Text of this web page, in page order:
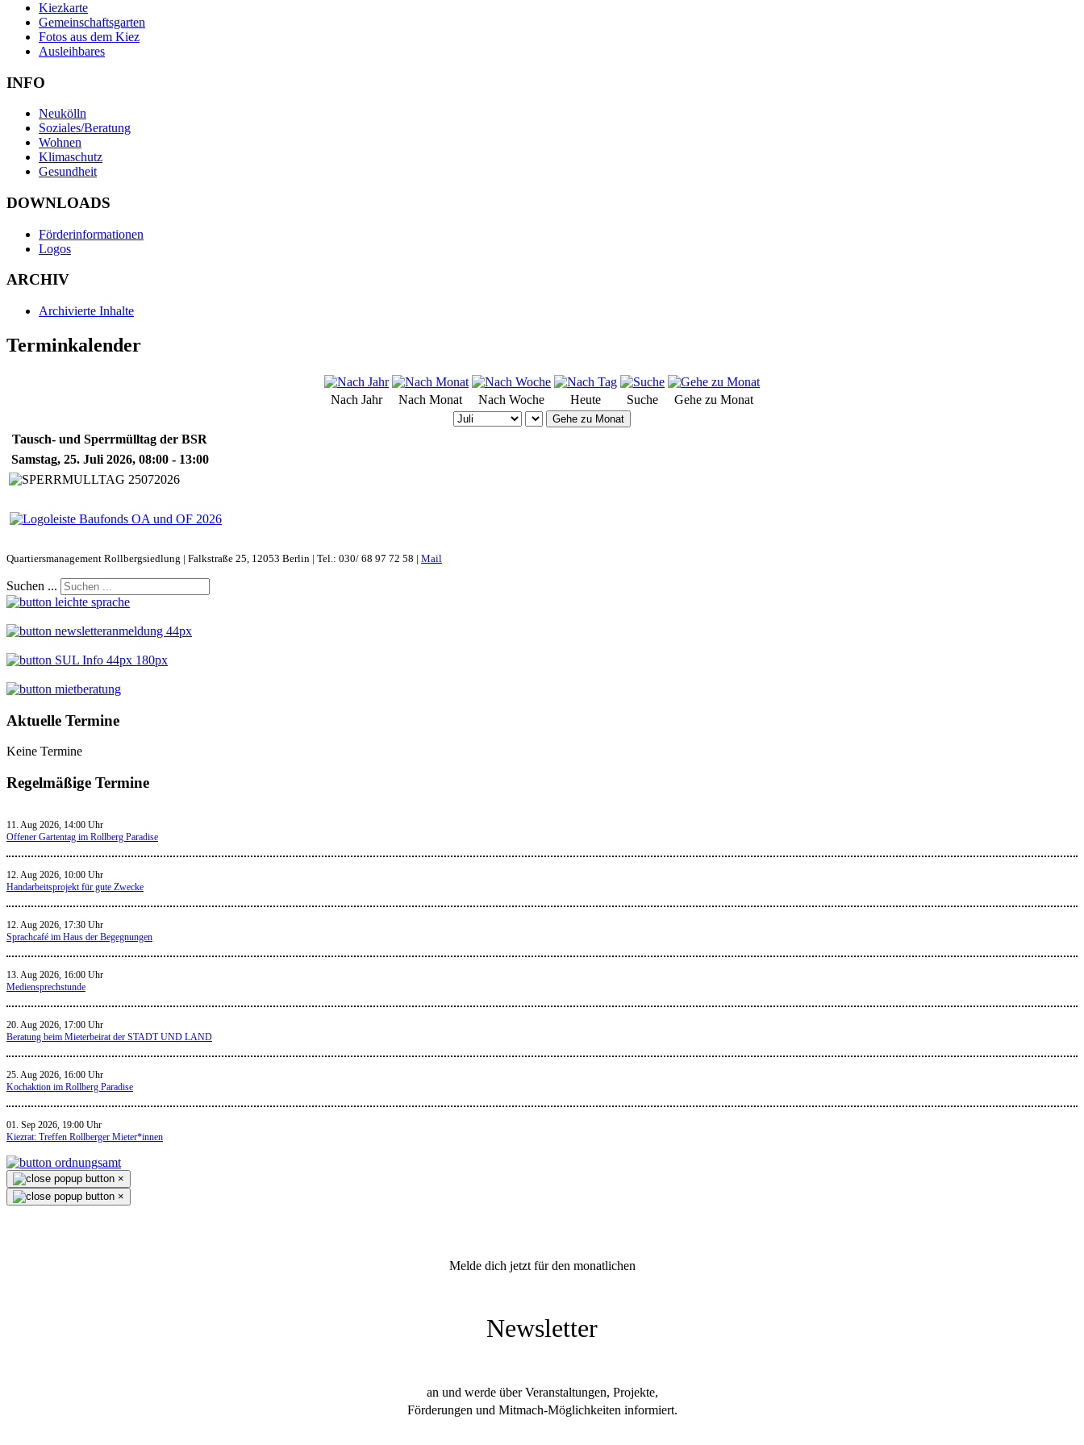
Kiezkarte
Gemeinschaftsgarten
Fotos aus dem Kiez
Ausleihbares
INFO
Neukölln
Soziales/Beratung
Wohnen
Klimaschutz
Gesundheit
DOWNLOADS
Förderinformationen
Logos
ARCHIV
Archivierte Inhalte
Terminkalender
Nach Jahr Nach Monat Nach Woche Heute Suche Gehe zu Monat
Gehe zu Monat
Tausch- und Sperrmülltag der BSR
Samstag, 25. Juli 2026, 08:00 - 13:00
Quartiersmanagement Rollbergsiedlung | Falkstraße 25, 12053 Berlin | Tel.: 030/ 68 97 72 58 | Mail
Suchen ...
Aktuelle Termine
Keine Termine
Regelmäßige Termine
11. Aug 2026, 14:00 Uhr
Offener Gartentag im Rollberg Paradise
12. Aug 2026, 10:00 Uhr
Handarbeitsprojekt für gute Zwecke
12. Aug 2026, 17:30 Uhr
Sprachcafé im Haus der Begegnungen
13. Aug 2026, 16:00 Uhr
Mediensprechstunde
20. Aug 2026, 17:00 Uhr
Beratung beim Mieterbeirat der STADT UND LAND
25. Aug 2026, 16:00 Uhr
Kochaktion im Rollberg Paradise
01. Sep 2026, 19:00 Uhr
Kiezrat: Treffen Rollberger Mieter*innen
×
×
Melde dich jetzt für den monatlichen
Newsletter
an und werde über Veranstaltungen, Projekte,
Förderungen und Mitmach-Möglichkeiten informiert.